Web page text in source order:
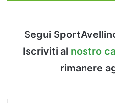
Segui
Iscriviti al nostro
rimanere